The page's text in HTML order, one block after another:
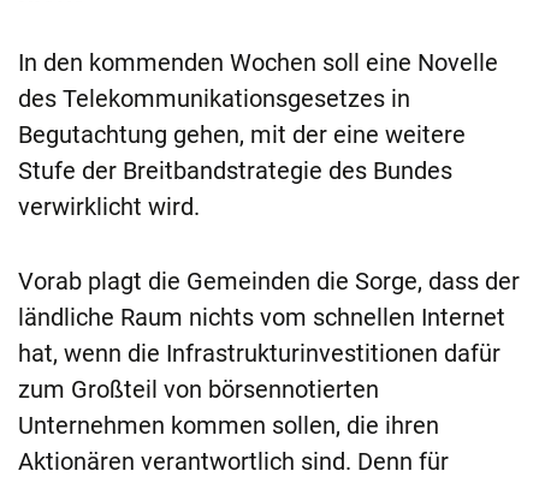
In den kommenden Wochen soll eine Novelle
des Telekommunikationsgesetzes in
Begutachtung gehen, mit der eine weitere
Stufe der Breitbandstrategie des Bundes
verwirklicht wird.
Vorab plagt die Gemeinden die Sorge, dass der
ländliche Raum nichts vom schnellen Internet
hat, wenn die Infrastrukturinvestitionen dafür
zum Großteil von börsennotierten
Unternehmen kommen sollen, die ihren
Aktionären verantwortlich sind. Denn für